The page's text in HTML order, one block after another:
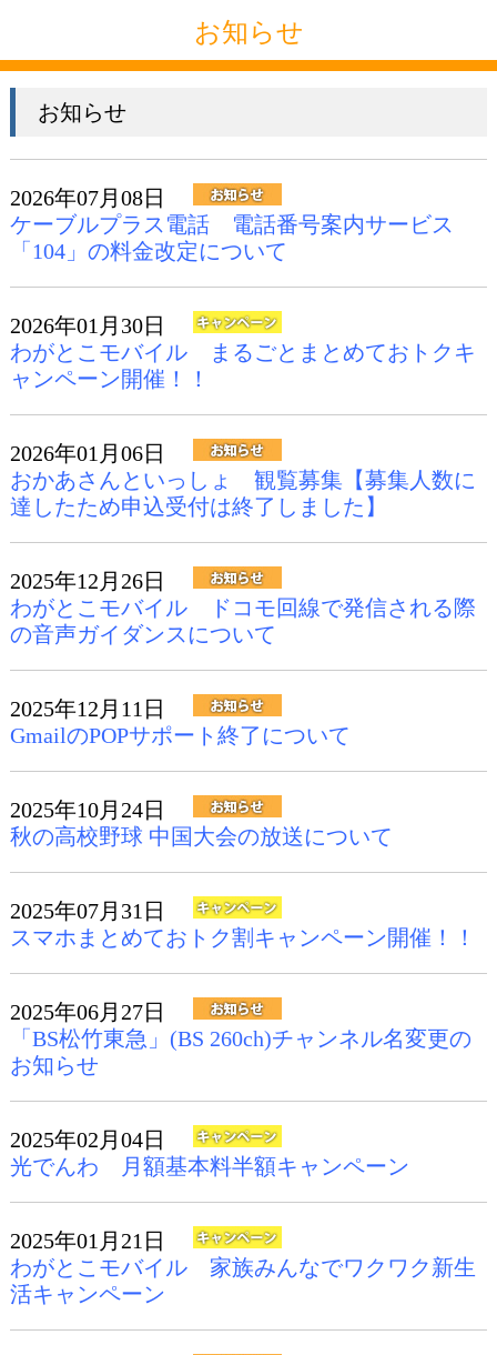
お知らせ
お知らせ
2026年07月08日
ケーブルプラス電話 電話番号案内サービス
「104」の料金改定について
2026年01月30日
わがとこモバイル まるごとまとめておトクキ
ャンペーン開催！！
2026年01月06日
おかあさんといっしょ 観覧募集【募集人数に
達したため申込受付は終了しました】
2025年12月26日
わがとこモバイル ドコモ回線で発信される際
の音声ガイダンスについて
2025年12月11日
GmailのPOPサポート終了について
2025年10月24日
秋の高校野球 中国大会の放送について
2025年07月31日
スマホまとめておトク割キャンペーン開催！！
2025年06月27日
「BS松竹東急」(BS 260ch)チャンネル名変更の
お知らせ
2025年02月04日
光でんわ 月額基本料半額キャンペーン
2025年01月21日
わがとこモバイル 家族みんなでワクワク新生
活キャンペーン